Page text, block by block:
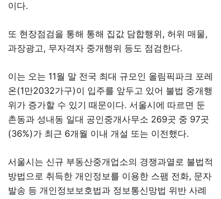
이다.
또 현장점검을 통해 통해 집값 담합행위, 허위 매물,
과장광고, 무자격자 중개행위 등도 점검한다.
이는 오는 11월 말 전국 최대 규모인 올림픽파크 포레
온(1만2032가구)이 입주를 앞두고 있어 불법 중개행
위가 증가할 수 있기 때문이다. 서울시에 따르면 둔
촌동과 성내동 일대 공인중개사무소 269곳 중 97곳
(36%)가 최근 6개월 이내 개설 또는 이전했다.
서울시는 신규 부동산중개업소의 경쟁과열로 불법적
방법으로 취득한 개인정보를 이용한 스팸 전화, 문자
발송 등 개인정보보호법과 정보통신망법 위반 사례